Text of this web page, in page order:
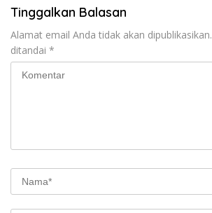
Tinggalkan Balasan
Alamat email Anda tidak akan dipublikasikan.
ditandai *